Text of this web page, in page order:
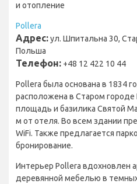
и отопление
Pollera
Адрес:ул. Шпитальна 30,
Польша
Телефон: +48 12 422 10 44
Pollera была основана в 1834
расположена в Старом городе
площадь и базилика Святой
м от отеля. Во всем здании
WiFi. Также предлагается
бронирование.
Интерьер Pollera вдохновлен
деревянной мебелью в